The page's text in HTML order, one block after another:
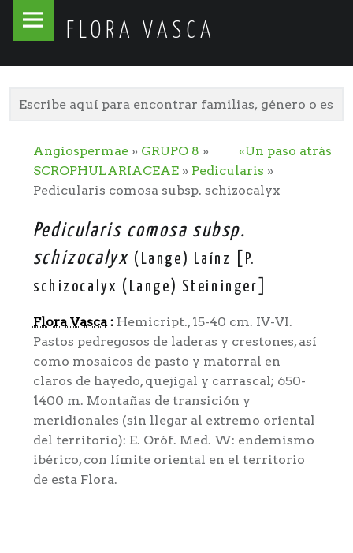
FLORA VASCA
Flora
Skip
«Un paso atrás
Angiospermae» GRUPO 8 »
SCROPHULARIACEAE» Pedicularis »
Pedicularis comosa subsp. schizocalyx
Pedicularis comosa subsp.
schizocalyx (Lange) Laínz [P.
schizocalyx (Lange) Steininger]
Flora Vasca:Hemicript., 15-40 cm. IV-VI.
Pastos pedregosos de laderas y crestones, así
como mosaicos de pasto y matorral en
claros de hayedo, quejigal y carrascal; 650-
1400 m. Montañas de transici6n y
meridionales (sin llegar al extremo oriental
del territorio): E. Oróf. Med. W: endemismo
ibérico, con límite oriental en el territorio
de esta Flora.